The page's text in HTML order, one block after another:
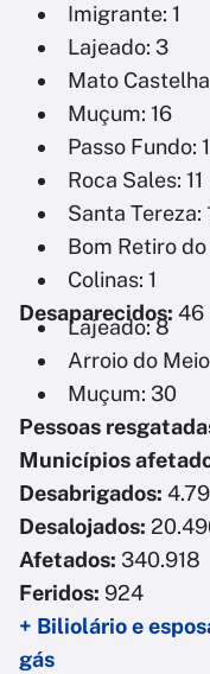
Imigrante: 1
Lajeado: 3
Mato
Muçum: 16
Passo Fundo: 1
Roca Sales: 11
Santa Tereza:
Bom Retiro do
Colinas: 1
Desaparecidos: 46
Lajeado: 8
Arroio do
Muçum: 30
Pessoas
Municípios
Desabrigados:
Desalojados:
Afetados: 340.918
Feridos: 924
+ Biliolário e
gás